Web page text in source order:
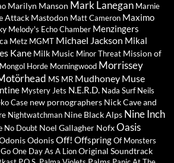
Marilyn Manson Mark Lanegan Marnie
Attack Mastodon Matt Cameron Maximo
Melody's Echo Chamber Menzingers
Metz MGMT Michael Jackson Mikal
Kane Milk Music Minor Threat Mission of
Mongol Horde Morningwood Morrissey
MS MR Mudhoney Muse
Mystery Jets N.E.R.D. Nada Surf Neils
Case new pornographers Nick Cave and
Nightwatchman Nine Black Alps Nine Inch
No Doubt Noel Gallagher NofxOasis
OdonisOff! OffspringOf Monsters
One Day As A LionOriginal Soundtrack